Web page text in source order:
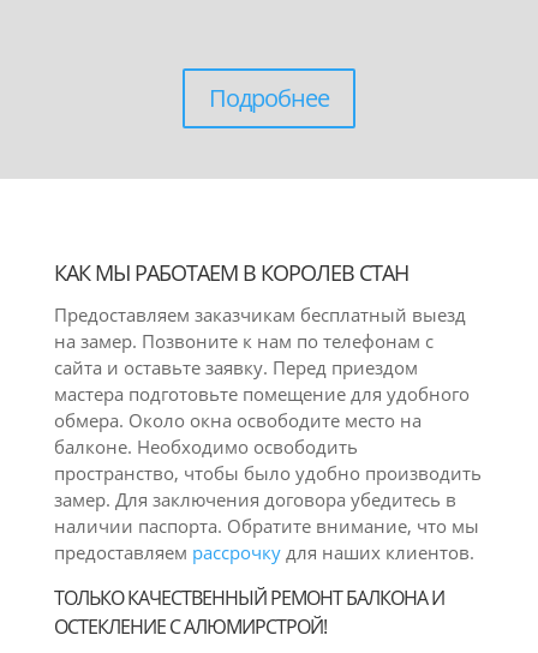
Подробнее
КАК МЫ РАБОТАЕМ В КОРОЛЕВ СТАН
Предоставляем заказчикам бесплатный выезд
на замер. Позвоните к нам по телефонам с
сайта и оставьте заявку. Перед приездом
мастера подготовьте помещение для удобного
обмера. Около окна освободите место на
балконе. Необходимо освободить
пространство, чтобы было удобно производить
замер. Для заключения договора убедитесь в
наличии паспорта. Обратите внимание, что мы
предоставляем рассрочкудля наших клиентов.
ТОЛЬКО КАЧЕСТВЕННЫЙ РЕМОНТ БАЛКОНА И
ОСТЕКЛЕНИЕ С АЛЮМИРСТРОЙ!